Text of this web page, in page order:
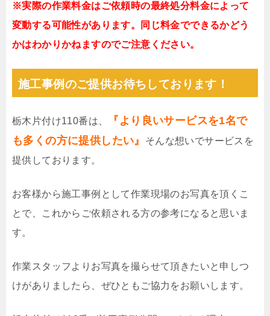
※実際の作業料金はご依頼時の最終処分料金によって
変動する可能性があります。同じ料金でできるかどう
かはわかりかねますのでご注意ください。
施工事例のご提供お待ちしております！
栃木片付け110番は、
『より良いサービスを1名で
も多くの方に提供したい』
そんな想いでサービスを
提供しております。
お客様から施工事例として作業現場のお写真を頂くこ
とで、これからご依頼される方の参考になると思いま
す。
作業スタッフよりお写真を撮らせて頂きたいと申しつ
けがありましたら、ぜひともご協力をお願いします。